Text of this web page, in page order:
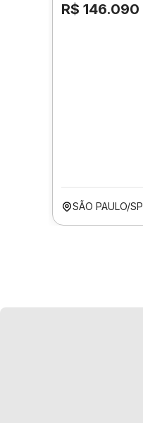
R$ 146.090
SÃO PAULO/SP